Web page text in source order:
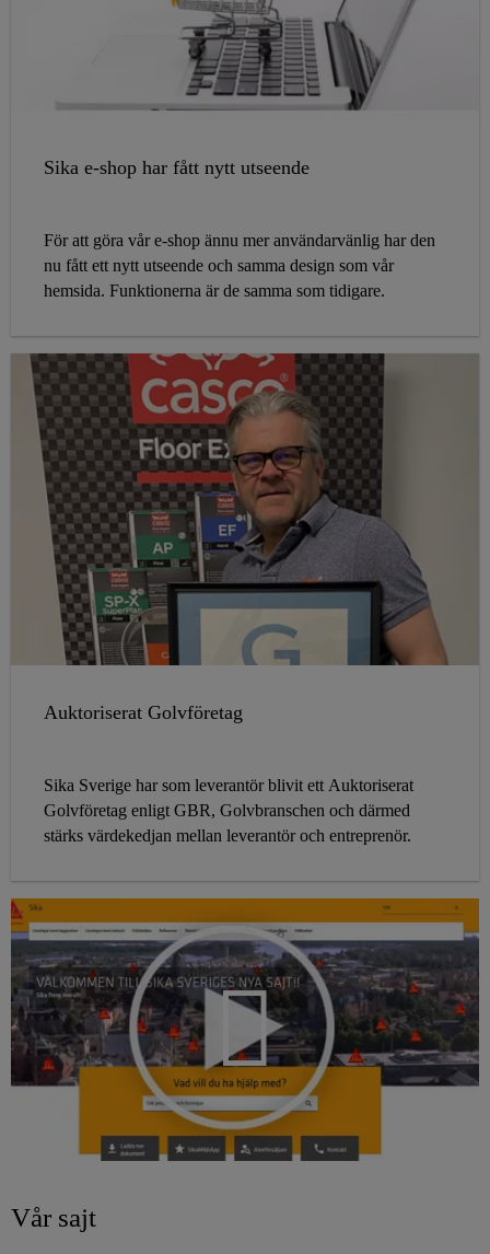
Sika e-shop har fått nytt utseende
För att göra vår e-shop ännu mer användarvänlig har den
nu fått ett nytt utseende och samma design som vår
hemsida. Funktionerna är de samma som tidigare.
Auktoriserat Golvföretag
Sika Sverige har som leverantör blivit ett Auktoriserat
Golvföretag enligt GBR, Golvbranschen och därmed
stärks värdekedjan mellan leverantör och entreprenör.
Vår sajt